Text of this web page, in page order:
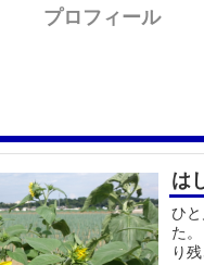
プロフィール
は
ひ
た
り